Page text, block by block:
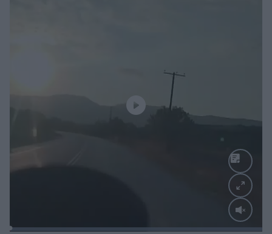
Loaded: